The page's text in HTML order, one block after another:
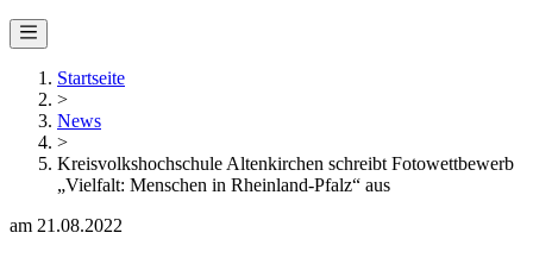
Startseite
>
News
>
Kreisvolkshochschule Altenkirchen schreibt Fotowettbewerb
„Vielfalt: Menschen in Rheinland-Pfalz“ aus
am 21.08.2022